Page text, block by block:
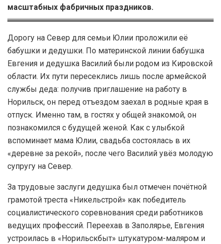
масштабных фабричных праздников.
Евгений и Василий Гвоздковы
Папа Юлии Грицко Сергей
Даньков с сестрой в
«Заполярье»
Дорогу на Север для семьи Юлии проложили её
бабушки и дедушки. По материнской линии бабушка
Евгения и дедушка Василий были родом из Кировской
области. Их пути пересеклись лишь после армейской
службы деда: получив приглашение на работу в
Норильск, он перед отъездом заехал в родные края в
отпуск. Именно там, в гостях у общей знакомой, он
познакомился с будущей женой. Как с улыбкой
вспоминает мама Юлии, свадьба состоялась в их
«деревне за рекой», после чего Василий увёз молодую
супругу на Север.
За трудовые заслуги дедушка был отмечен почётной
грамотой треста «Никельстрой» как победитель
социалистического соревнования среди работников
ведущих профессий. Переехав в Заполярье, Евгения
устроилась в «Норильскбыт» штукатуром-маляром и